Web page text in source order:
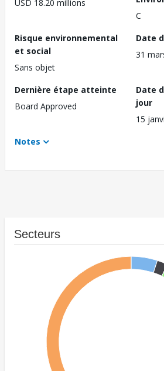
USD 18.20 millions
C
Risque environnemental
et social
Sans objet
Date
31
Dernière étape atteinte
Board Approved
Date
jour
15
Notes
Secteurs